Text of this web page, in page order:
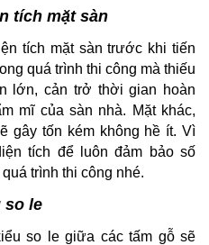
tích mặt sàn
tích mặt sàn trước khi tiến
quá trình thi công mà thiếu
lớn, cản trở thời gian hoàn
mĩ của sàn nhà. Mặt khác,
gây tốn kém không hề ít. Vì
tích để luôn đảm bảo số
trình thi công nhé.
so le
so le giữa các tấm gỗ sẽ